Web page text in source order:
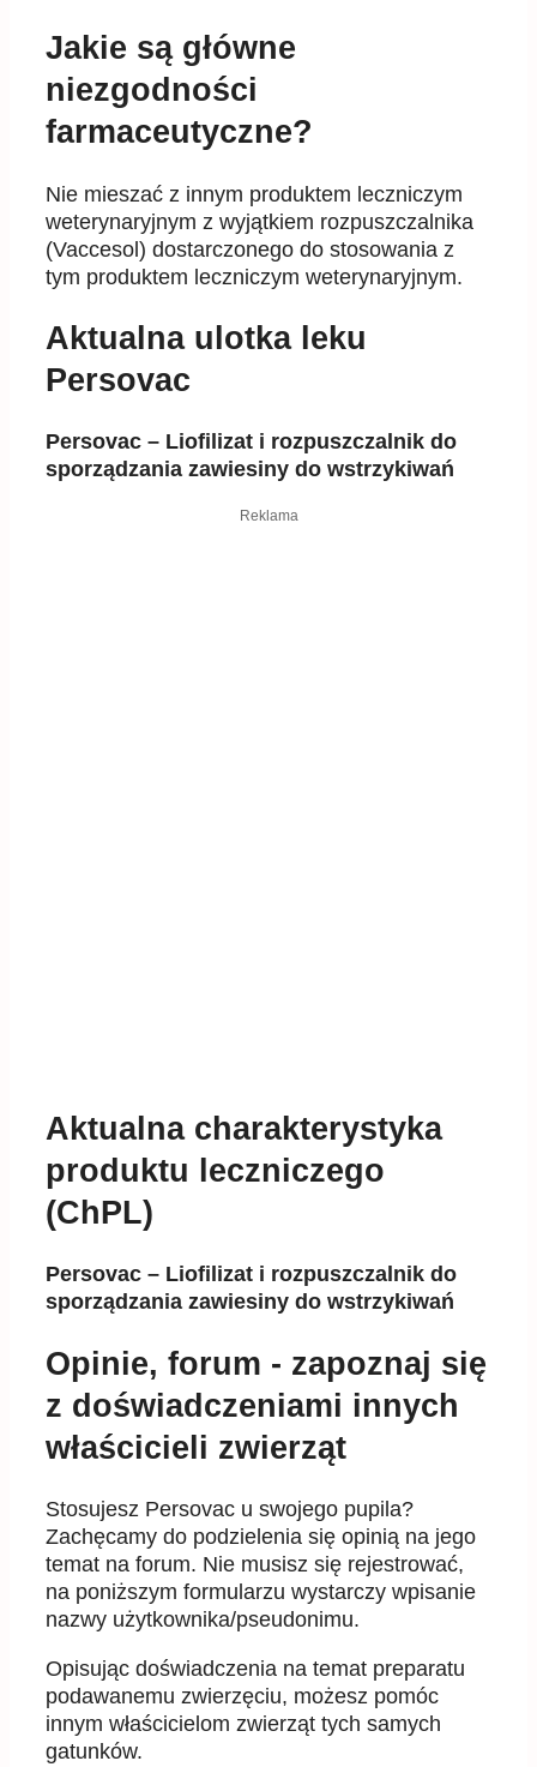
Jakie są główne
niezgodności
farmaceutyczne?
Nie mieszać z innym produktem leczniczym
weterynaryjnym z wyjątkiem rozpuszczalnika
(Vaccesol) dostarczonego do stosowania z
tym produktem leczniczym weterynaryjnym.
Aktualna ulotka leku
Persovac
Persovac – Liofilizat i rozpuszczalnik do
sporządzania zawiesiny do wstrzykiwań
Reklama
Aktualna charakterystyka
produktu leczniczego
(ChPL)
Persovac – Liofilizat i rozpuszczalnik do
sporządzania zawiesiny do wstrzykiwań
Opinie, forum - zapoznaj się
z doświadczeniami innych
właścicieli zwierząt
Stosujesz Persovac u swojego pupila?
Zachęcamy do podzielenia się opinią na jego
temat na forum. Nie musisz się rejestrować,
na poniższym formularzu wystarczy wpisanie
nazwy użytkownika/pseudonimu.
Opisując doświadczenia na temat preparatu
podawanemu zwierzęciu, możesz pomóc
innym właścicielom zwierząt tych samych
gatunków.